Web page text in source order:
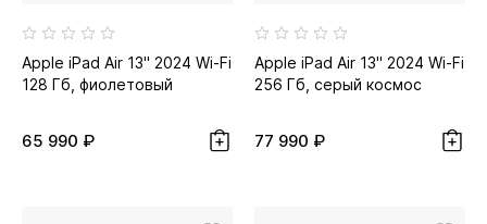
Apple iPad Air 13" 2024 Wi-Fi
128 Гб, фиолетовый
65 990 ₽
Apple iPad Air 13" 2024 Wi-Fi
256 Гб, серый космос
77 990 ₽